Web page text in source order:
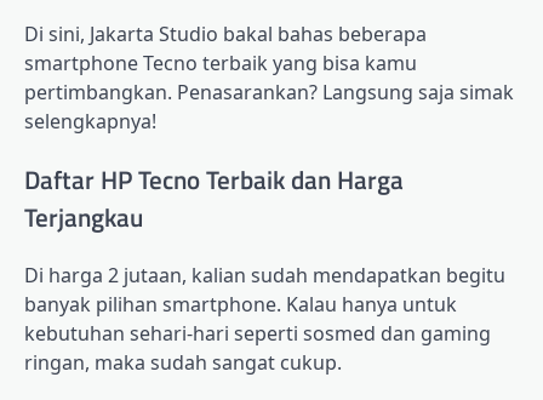
Di sini, Jakarta Studio bakal bahas beberapa
smartphone Tecno terbaik yang bisa kamu
pertimbangkan. Penasarankan? Langsung saja simak
selengkapnya!
Daftar HP Tecno Terbaik dan Harga
Terjangkau
Di harga 2 jutaan, kalian sudah mendapatkan begitu
banyak pilihan smartphone. Kalau hanya untuk
kebutuhan sehari-hari seperti sosmed dan gaming
ringan, maka sudah sangat cukup.